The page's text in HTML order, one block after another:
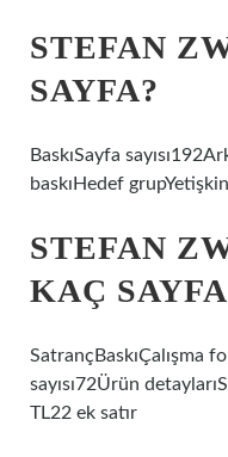
STEFAN
SAYFA?
BaskıSayfa
baskıHedef
STEFAN
KAÇ
SatrançBaskıÇalışma
sayısı72Ürün
TL22 ek satır